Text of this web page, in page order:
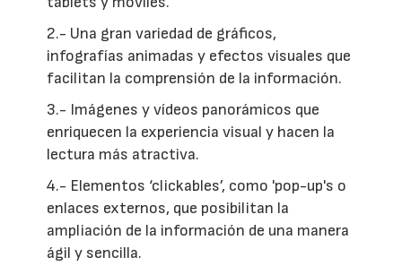
2.- Una gran variedad de gráficos,
infografías animadas y efectos visuales que
facilitan la comprensión de la información.
3.- Imágenes y vídeos panorámicos que
enriquecen la experiencia visual y hacen la
lectura más atractiva.
4.- Elementos ‘clickables’, como 'pop-up's o
enlaces externos, que posibilitan la
ampliación de la información de una manera
ágil y sencilla.